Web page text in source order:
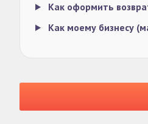
Как оформить
Как моему бизнесу